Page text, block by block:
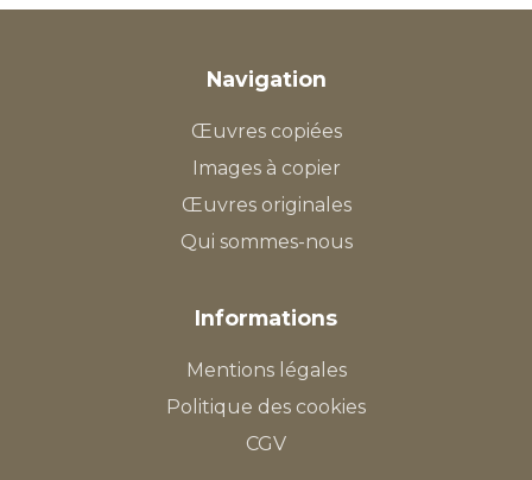
Navigation
Œuvres copiées
Images à copier
Œuvres originales
Qui sommes-nous
Informations
Mentions légales
Politique des cookies
CGV